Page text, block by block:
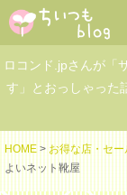
ロコンド.jpさんが「
す」とおっしゃった
HOME > お得な店・セー
よいネット靴屋